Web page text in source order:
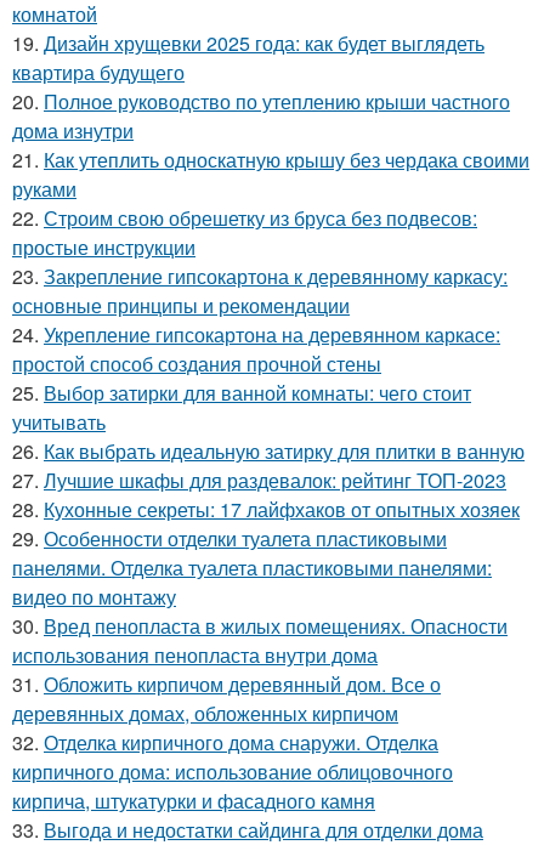
комнатой
19. Дизайн хрущевки 2025 года: как будет выглядеть
квартира будущего
20. Полное руководство по утеплению крыши частного
дома изнутри
21. Как утеплить односкатную крышу без чердака своими
руками
22. Строим свою обрешетку из бруса без подвесов:
простые инструкции
23. Закрепление гипсокартона к деревянному каркасу:
основные принципы и рекомендации
24. Укрепление гипсокартона на деревянном каркасе:
простой способ создания прочной стены
25. Выбор затирки для ванной комнаты: чего стоит
учитывать
26. Как выбрать идеальную затирку для плитки в ванную
27. Лучшие шкафы для раздевалок: рейтинг ТОП-2023
28. Кухонные секреты: 17 лайфхаков от опытных хозяек
29. Особенности отделки туалета пластиковыми
панелями. Отделка туалета пластиковыми панелями:
видео по монтажу
30. Вред пенопласта в жилых помещениях. Опасности
использования пенопласта внутри дома
31. Обложить кирпичом деревянный дом. Все о
деревянных домах, обложенных кирпичом
32. Отделка кирпичного дома снаружи. Отделка
кирпичного дома: использование облицовочного
кирпича, штукатурки и фасадного камня
33. Выгода и недостатки сайдинга для отделки дома